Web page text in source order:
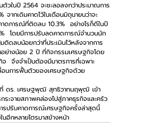
วในปี 2564 จะชะลอลงกว่าประมาณการ
ากเดิมคาดไว้ในเดือนมิถุนายนว่าจะ
ดการณ์ที่ติดลบ 10.3%  อย่างไรก็ดีในปี
โดยมีการปรับลดคาดการณ์จำนวนนัก
ดลบน้อยกว่าที่ประเมินไว้หลังจากการ
อย่างน้อย 2 ปี ที่กิจกรรมเศรษฐกิจโดย
จึงจำเป็นต้องมีมาตรการที่เฉพาะ
อนการฟื้นตัวของเศรษฐกิจด้วย
ที่ ดร. เศรษฐพุฒิ สุทธิวาทนฤพุฒิ เข้า
กระจายสภาพคล่องไปสู่ภาคธุรกิจและครัว
รปรับคาดการณ์เศรษฐกิจครั้งล่าสุดนี้
นอีกหลายไตรมาสข้างหน้า